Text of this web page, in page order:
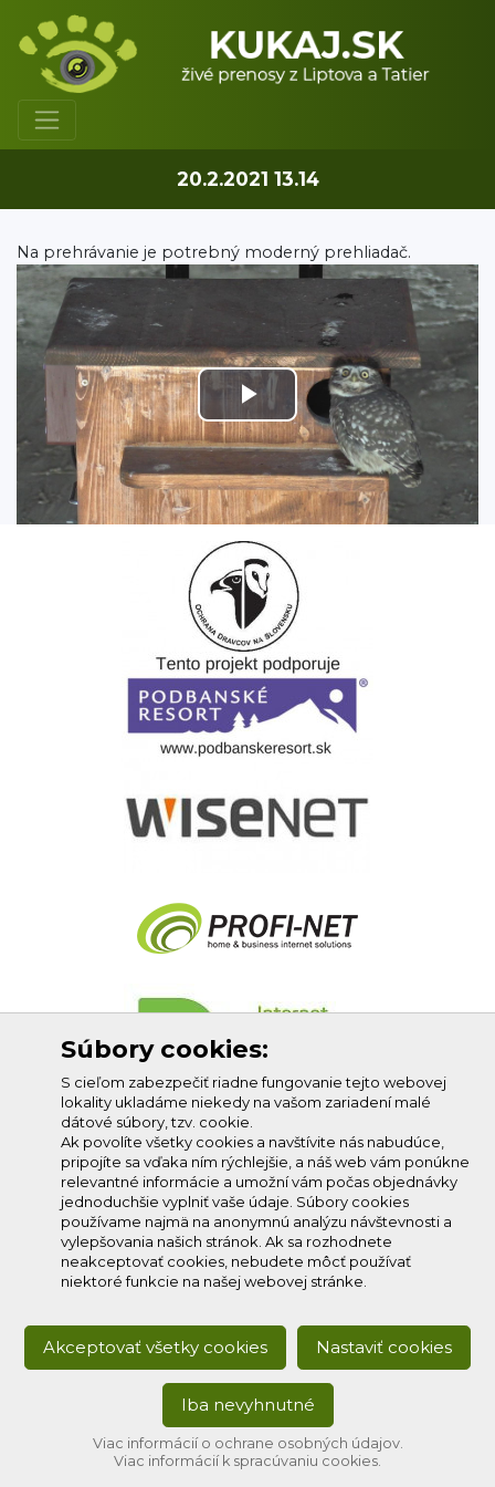
20.2.2021 13.14
Na prehrávanie je potrebný moderný prehliadač.
Play
Video
Profi-net s.r.o.
Súbory cookies:
S cieľom zabezpečiť riadne fungovanie tejto webovej
lokality ukladáme niekedy na vašom zariadení malé
dátové súbory, tzv. cookie.
Ak povolíte všetky cookies a navštívite nás nabudúce,
pripojíte sa vďaka ním rýchlejšie, a náš web vám ponúkne
relevantné informácie a umožní vám počas objednávky
jednoduchšie vyplniť vaše údaje. Súbory cookies
používame najmä na anonymnú analýzu návštevnosti a
vylepšovania našich stránok. Ak sa rozhodnete
neakceptovať cookies, nebudete môcť používať
niektoré funkcie na našej webovej stránke.
Akceptovať všetky cookies Nastaviť cookies
Iba nevyhnutné
Viac informácií o ochrane osobných údajov.
Viac informácií k spracúvaniu cookies.